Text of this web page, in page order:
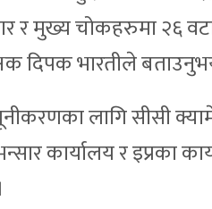
र मुख्य चोकहरुमा २६
दिपक भारतीले
लागि सीसी
कार्यालय र इप्रका